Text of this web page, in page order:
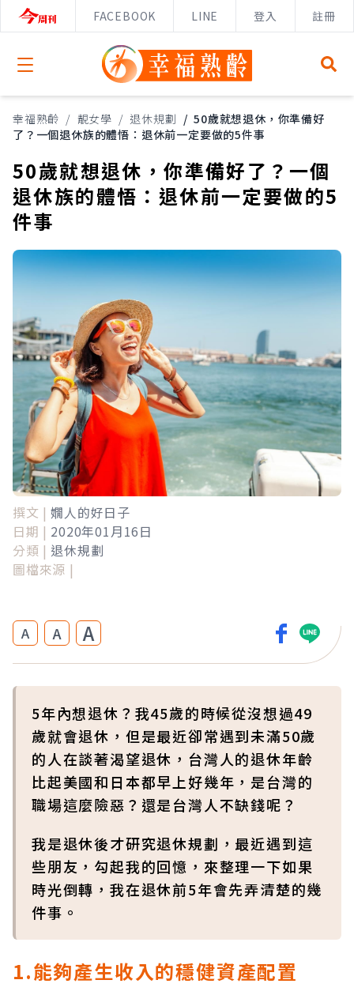
FACEBOOK LINE 登入 註冊
Open menu
幸福熟齡 / 靚女學 / 退休規劃 / 50歲就想退休，你準備好
了？一個退休族的體悟：退休前一定要做的5件事
50歲就想退休，你準備好了？一個
退休族的體悟：退休前一定要做的5
件事
撰文 | 嫺人的好日子
日期 | 2020年01月16日
分類 | 退休規劃
圖檔來源 |
A A A
5年內想退休？我45歲的時候從沒想過49
歲就會退休，但是最近卻常遇到未滿50歲
的人在談著渴望退休，台灣人的退休年齡
比起美國和日本都早上好幾年，是台灣的
職場這麼險惡？還是台灣人不缺錢呢？
我是退休後才研究退休規劃，最近遇到這
些朋友，勾起我的回憶，來整理一下如果
時光倒轉，我在退休前5年會先弄清楚的幾
件事。
1.能夠產生收入的穩健資產配置